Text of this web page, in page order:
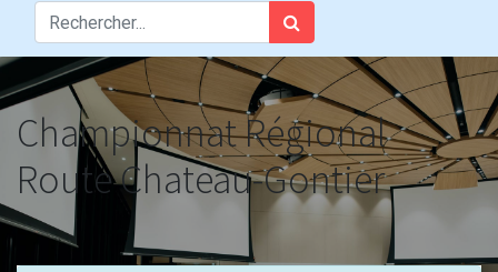
Championnat Régional
Route Chateau-Gontier